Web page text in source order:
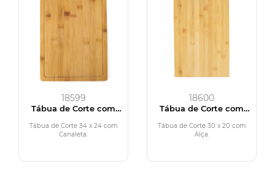
18599
Tábua de Corte com
Tábua de Corte 34 x 24 com
Canaleta.
18600
Tábua de Corte com
Tábua de Corte 30 x 20 com
Alça.